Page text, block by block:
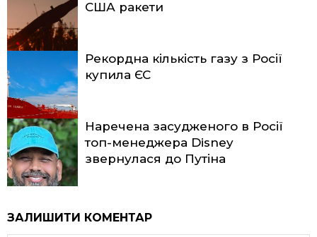
США ракети
Рекордна кількість газу з Росії
купила ЄС
Наречена засудженого в Росії
топ-менеджера Disney
звернулася до Путіна
ЗАЛИШИТИ КОМЕНТАР